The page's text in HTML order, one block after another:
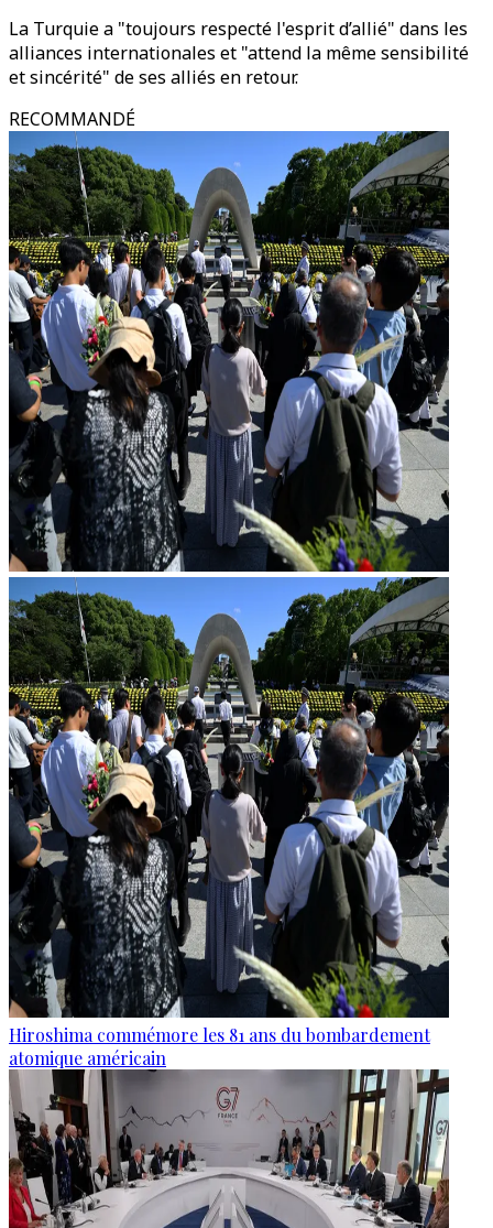
La Turquie a "toujours respecté l'esprit d’allié" dans les
alliances internationales et "attend la même sensibilité
et sincérité" de ses alliés en retour.
RECOMMANDÉ
Hiroshima commémore les 81 ans du bombardement
atomique américain